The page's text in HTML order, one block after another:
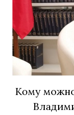
Кому можно